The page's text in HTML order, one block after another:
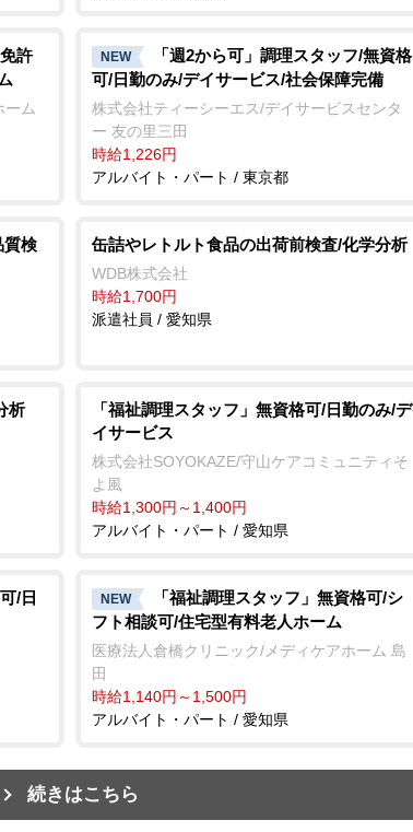
許
ーム
NEW
「週2から可」調理スタッフ/無資格
可/日勤のみ/デイサービス/社会保障完備
株式会社ティーシーエス/デイサービスセンタ
ー 友の里三田
時給1,226円
アルバイト・パート / 東京都
質検 缶詰やレトルト食品の出荷前検査/化学分析
WDB株式会社
時給1,700円
派遣社員 / 愛知県
析
「福祉調理スタッフ」無資格可/日勤のみ/デ
イサービス
株式会社SOYOKAZE/守山ケアコミュニティそ
よ風
時給1,300円～1,400円
アルバイト・パート / 愛知県
/日 NEW
「福祉調理スタッフ」無資格可/シ
フト相談可/住宅型有料老人ホーム
医療法人倉橋クリニック/メディケアホーム 島
田
時給1,140円～1,500円
アルバイト・パート / 愛知県
続きはこちら